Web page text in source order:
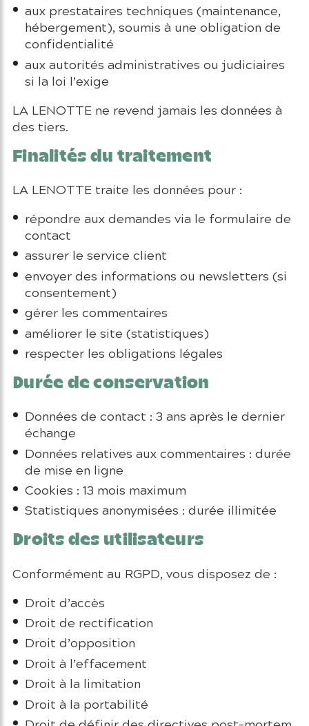
aux prestataires techniques (maintenance,
hébergement), soumis à une obligation de
confidentialité
aux autorités administratives ou judiciaires
si la loi l’exige
LA LENOTTE ne revend jamais les données à
des tiers.
Finalités du traitement
LA LENOTTE traite les données pour :
répondre aux demandes via le formulaire de
contact
assurer le service client
envoyer des informations ou newsletters (si
consentement)
gérer les commentaires
améliorer le site (statistiques)
respecter les obligations légales
Durée de conservation
Données de contact : 3 ans après le dernier
échange
Données relatives aux commentaires : durée
de mise en ligne
Cookies : 13 mois maximum
Statistiques anonymisées : durée illimitée
Droits des utilisateurs
Conformément au RGPD, vous disposez de :
Droit d’accès
Droit de rectification
Droit d’opposition
Droit à l’effacement
Droit à la limitation
Droit à la portabilité